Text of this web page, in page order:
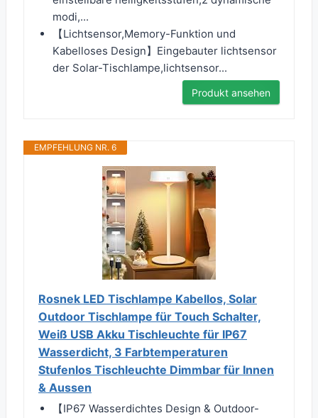
modi,...
【Lichtsensor,Memory-Funktion und
Kabelloses Design】Eingebauter lichtsensor
der Solar-Tischlampe,lichtsensor...
Produkt ansehen
EMPFEHLUNG NR. 6
Rosnek LED Tischlampe Kabellos, Solar
Outdoor Tischlampe für Touch Schalter,
Weiß USB Akku Tischleuchte für IP67
Wasserdicht, 3 Farbtemperaturen
Stufenlos Tischleuchte Dimmbar für Innen
& Aussen
【IP67 Wasserdichtes Design & Outdoor-